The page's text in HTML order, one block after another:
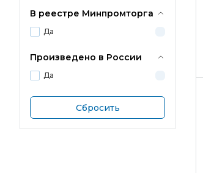
В реестре Минпромторга
Да
Произведено в России
Да
Сбросить